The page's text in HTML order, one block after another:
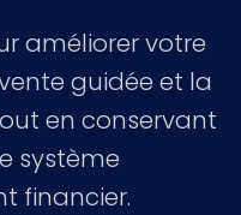
améliorer votre
guidée et la
en conservant
système
financier.